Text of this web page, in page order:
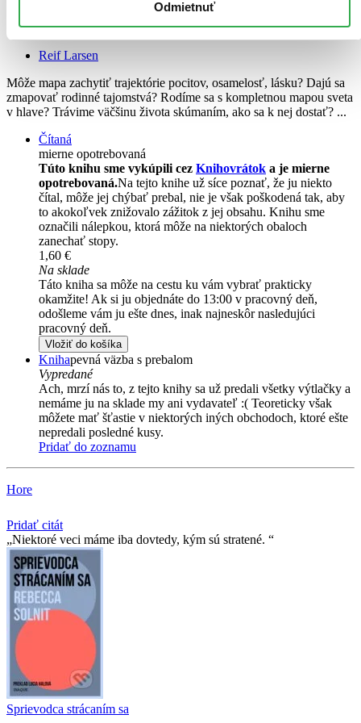
Odmietnuť
Mapa mojich snov
Reif Larsen
Môže mapa zachytiť trajektórie pocitov, osamelosť, lásku? Dajú sa
zmapovať rodinné tajomstvá? Rodíme sa s kompletnou mapou sveta
v hlave? Trávime väčšinu života skúmaním, ako sa k nej dostať? ...
Čítaná
mierne opotrebovaná
Túto knihu sme vykúpili cez Knihovrátok a je mierne
opotrebovaná.Na tejto knihe už síce poznať, že ju niekto
čítal, môže jej chýbať prebal, nie je však poškodená tak, aby
to akokoľvek znižovalo zážitok z jej obsahu. Knihu sme
označili nálepkou, ktorá môže na niektorých obaloch
zanechať stopy.
1,60 €
Na sklade
Táto kniha sa môže na cestu ku vám vybrať prakticky
okamžite! Ak si ju objednáte do 13:00 v pracovný deň,
odošleme vám ju ešte dnes, inak najneskôr nasledujúci
pracovný deň.
Vložiť do košíka
Knihapevná väzba s prebalom
Vypredané
Ach, mrzí nás to, z tejto knihy sa už predali všetky výtlačky a
nemáme ju na sklade my ani vydavateľ :( Teoreticky však
môžete mať šťastie v niektorých iných obchodoch, ktoré ešte
nepredali posledné kusy.
Pridať do zoznamu
Hore
Pridať citát
Niektoré veci máme iba dovtedy, kým sú stratené.
Sprievodca strácaním sa